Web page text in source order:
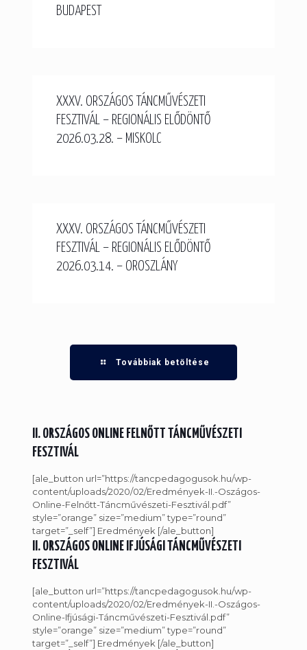
BUDAPEST
XXXV. ORSZÁGOS TÁNCMŰVÉSZETI
FESZTIVÁL – REGIONÁLIS ELŐDÖNTŐ
2026.03.28. – MISKOLC
XXXV. ORSZÁGOS TÁNCMŰVÉSZETI
FESZTIVÁL – REGIONÁLIS ELŐDÖNTŐ
2026.03.14. – OROSZLÁNY
Továbbiak betöltése
II. ORSZÁGOS ONLINE FELNŐTT TÁNCMŰVÉSZETI
FESZTIVÁL
[ale_button url=”https://tancpedagogusok.hu/wp-
content/uploads/2020/02/Eredmények-II.-Oszágos-
Online-Felnőtt-Táncművészeti-Fesztivál.pdf”
style=”orange” size=”medium” type=”round”
target=”_self”] Eredmények [/ale_button]
II. ORSZÁGOS ONLINE IFJÚSÁGI TÁNCMŰVÉSZETI
FESZTIVÁL
[ale_button url=”https://tancpedagogusok.hu/wp-
content/uploads/2020/02/Eredmények-II.-Oszágos-
Online-Ifjúsági-Táncművészeti-Fesztivál.pdf”
style=”orange” size=”medium” type=”round”
target=”_self”] Eredmények [/ale_button]